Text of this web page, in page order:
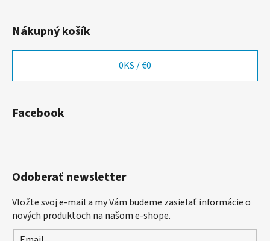
Nákupný košík
0KS /€0
Facebook
Odoberať newsletter
Vložte svoj e-mail a my Vám budeme zasielať informácie o
nových produktoch na našom e-shope.